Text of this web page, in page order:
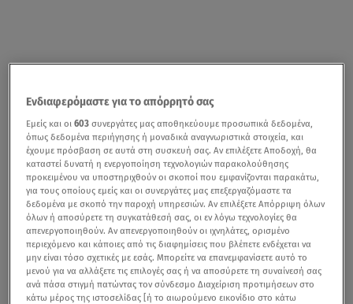
Ενδιαφερόμαστε για το απόρρητό σας
Εμείς και οι603 συνεργάτες μας αποθηκεύουμε προσωπικά δεδομένα,
όπως δεδομένα περιήγησης ή μοναδικά αναγνωριστικά στοιχεία, και
έχουμε πρόσβαση σε αυτά στη συσκευή σας. Αν επιλέξετε Αποδοχή, θα
καταστεί δυνατή η ενεργοποίηση τεχνολογιών παρακολούθησης
προκειμένου να υποστηριχθούν οι σκοποί που εμφανίζονται παρακάτω,
για τους οποίους εμείς και οι συνεργάτες μας επεξεργαζόμαστε τα
δεδομένα με σκοπό την παροχή υπηρεσιών. Αν επιλέξετε Απόρριψη όλων
όλων ή αποσύρετε τη συγκατάθεσή σας, οι εν λόγω τεχνολογίες θα
απενεργοποιηθούν. Αν απενεργοποιηθούν οι ιχνηλάτες, ορισμένο
περιεχόμενο και κάποιες από τις διαφημίσεις που βλέπετε ενδέχεται να
μην είναι τόσο σχετικές με εσάς. Μπορείτε να επανεμφανίσετε αυτό το
μενού για να αλλάξετε τις επιλογές σας ή να αποσύρετε τη συναίνεσή σας
ανά πάσα στιγμή πατώντας τον σύνδεσμο Διαχείριση προτιμήσεων στο
κάτω μέρος της ιστοσελίδας [ή το αιωρούμενο εικονίδιο στο κάτω